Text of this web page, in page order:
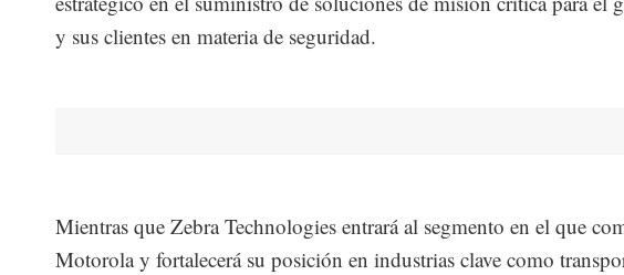
y sus clientes en materia de seguridad.
Mientras que Zebra Technologies entrará al segmento en el que
Motorola y fortalecerá su posición en industrias clave como